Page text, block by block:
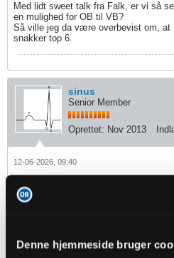
Denne hjemmeside bruger
Med lidt sweet talk fra Falk, er vi så
en mulighed for OB til VB?
Så ville jeg da være overbevist om, at
snakker top 6.
sinus
Senior Member
Oprettet: Nov 2013
12-06-2026, 09:40
Med lidt sweet talk fra Falk, er
man snakker top 6.